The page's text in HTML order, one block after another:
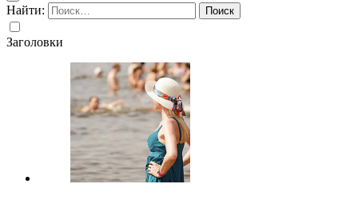
Найти:
Заголовки